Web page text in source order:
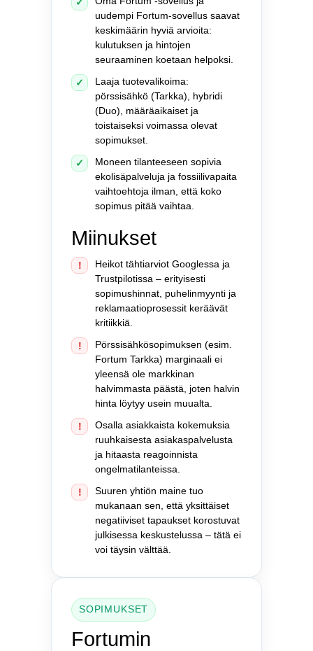
uudempi Fortum-sovellus saavat
keskimäärin hyviä arvioita:
kulutuksen ja hintojen
seuraaminen koetaan helpoksi.
✓
Laaja tuotevalikoima:
pörssisähkö (Tarkka), hybridi
(Duo), määräaikaiset ja
toistaiseksi voimassa olevat
sopimukset.
✓
Moneen tilanteeseen sopivia
ekolisäpalveluja ja fossiilivapaita
vaihtoehtoja ilman, että koko
sopimus pitää vaihtaa.
Miinukset
!
Heikot tähtiarviot Googlessa ja
Trustpilotissa – erityisesti
sopimushinnat, puhelinmyynti ja
reklamaatioprosessit keräävät
kritiikkiä.
!
Pörssisähkösopimuksen (esim.
Fortum Tarkka) marginaali ei
yleensä ole markkinan
halvimmasta päästä, joten halvin
hinta löytyy usein muualta.
!
Osalla asiakkaista kokemuksia
ruuhkaisesta asiakaspalvelusta
ja hitaasta reagoinnista
ongelmatilanteissa.
!
Suuren yhtiön maine tuo
mukanaan sen, että yksittäiset
negatiiviset tapaukset korostuvat
julkisessa keskustelussa – tätä ei
voi täysin välttää.
SOPIMUKSET
Fortumin